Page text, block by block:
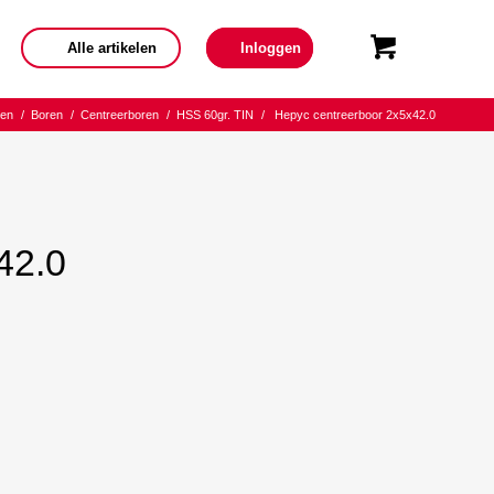
Alle artikelen Inloggen
/ Boren / Centreerboren / HSS 60gr. TIN / Hepyc centreerboor 2x5x42.0